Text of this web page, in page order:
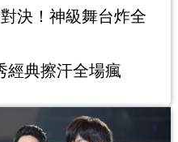
決！神級舞台炸全
典擦汗全場瘋